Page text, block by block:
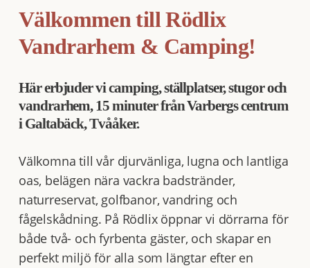
Välkommen till Rödlix
Vandrarhem & Camping!
Här erbjuder vi camping, ställplatser, stugor och
vandrarhem, 15 minuter från Varbergs centrum
i Galtabäck, Tvååker.
Välkomna till vår djurvänliga, lugna och lantliga
oas, belägen nära vackra badstränder,
naturreservat, golfbanor, vandring och
fågelskådning. På Rödlix öppnar vi dörrarna för
både två- och fyrbenta gäster, och skapar en
perfekt miljö för alla som längtar efter en